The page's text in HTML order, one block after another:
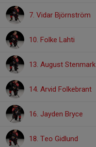
7. Vidar Björnström
10. Folke Lahti
13. August Stenmark
14. Arvid Folkebrant
16. Jayden Bryce
18. Teo Gidlund